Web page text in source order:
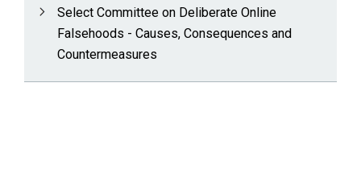
Select Committee on Deliberate Online
Falsehoods - Causes, Consequences and
Countermeasures